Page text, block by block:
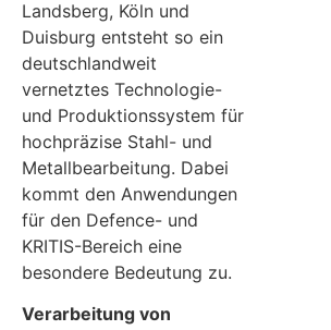
Landsberg, Köln und
Duisburg entsteht so ein
deutschlandweit
vernetztes Technologie-
und Produktionssystem für
hochpräzise Stahl- und
Metallbearbeitung. Dabei
kommt den Anwendungen
für den Defence- und
KRITIS-Bereich eine
besondere Bedeutung zu.
Verarbeitung von